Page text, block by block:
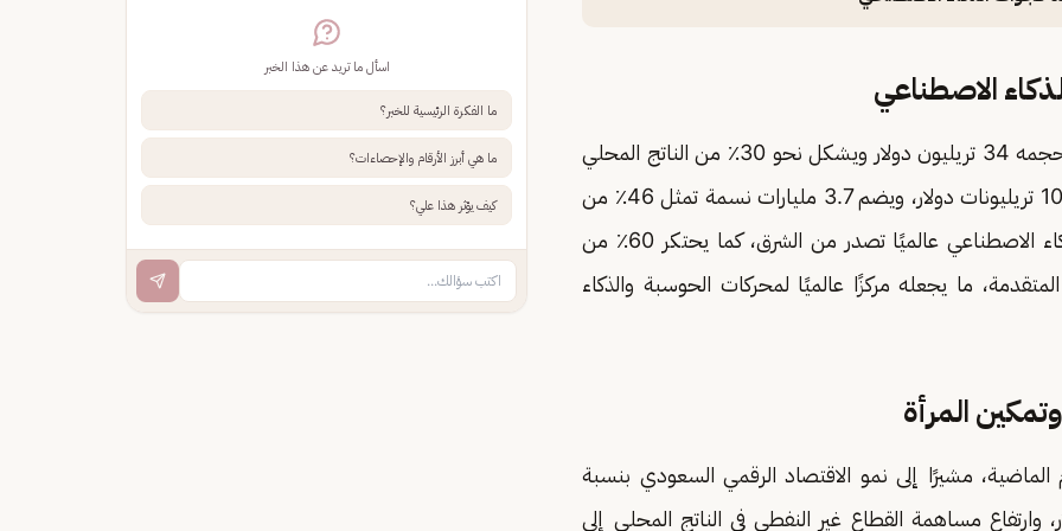
الاصطناعي
وأضاف «السواحه» أن الشرق يمثل اليوم اقتصادًا حجمه 34 تريليون دولار ويشكل نحو 30٪ من الناتج المحلي
الإجمالي العالمي، بالإضافة إلى اقتصاد رقمي بقيمة 10 تريليونات دولار، ويضم 3.7 مليارات نسمة تمثل 46٪ من
سكان العالم. وبيّن أن 82٪ من براءات اختراع الذكاء الاصطناعي عالميًا تصدر من الشرق، كما يحتكر 60٪ من
الشرائح المتقدمة، ما يجعله مركزًا عالميًا لمحركات الحوسبة والذكاء
المرأة
مشيرًا إلى نمو الاقتصاد الرقمي السعودي بنسبة
ليصل إلى 139 مليار دولار، وارتفاع مساهمة القطاع غير النفطي في الناتج المحلي إلى
اسأل ما تريد عن هذا الخبر
ما الفكرة الرئيسية للخبر؟
ما هي أبرز الأرقام والإحصاءات؟
كيف يؤثر هذا علي؟